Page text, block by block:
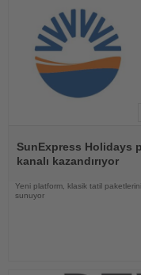
Oku
SunExpress Holidays
kanalı kazandırıyor
Yeni platform, klasik tatil
sunuyor